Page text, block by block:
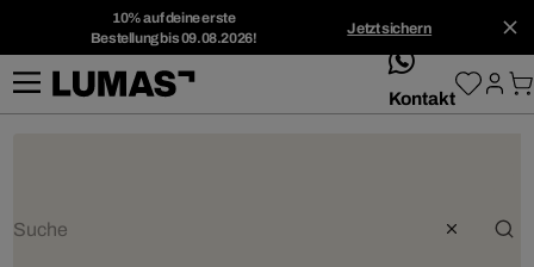
10% auf deine erste
Bestellung bis 09.08.2026!
Jetzt sichern
whatsApp
Kontakt